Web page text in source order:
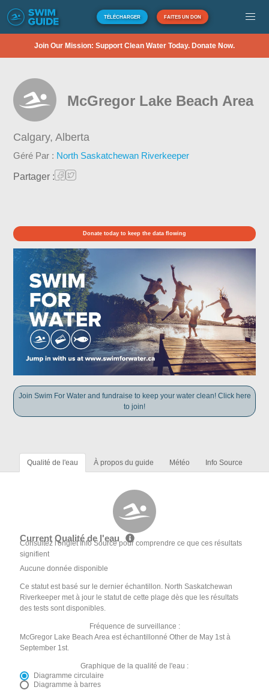
TÉLÉCHARGER FAITES UN DON
Join Our Mission: Support Clean Water Today. Donate Now.
McGregor Lake Beach Area
Calgary,Alberta
Géré Par : North Saskatchewan Riverkeeper
Partager :
Donate today to keep the data flowing
Join Swim For Water and fundraise to keep your water clean! Click here
to join!
Qualité de l'eau À propos du guide Météo Info Source
Current Qualité de l'eau
Consultez l'onglet Info Source pour comprendre ce que ces résultats
signifient
Aucune donnée disponible
Ce statut est basé sur le dernier échantillon. North Saskatchewan
Riverkeeper met à jour le statut de cette plage dès que les résultats
des tests sont disponibles.
Fréquence de surveillance :
McGregor Lake Beach Area est échantillonné Other de May 1st à
September 1st.
Graphique de la qualité de l'eau :
Diagramme circulaire
Diagramme à barres